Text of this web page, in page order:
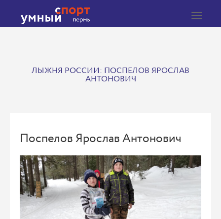
Toggle
ЛЫЖНЯ РОССИИ: ПОСПЕЛОВ ЯРОСЛАВ
АНТОНОВИЧ
Поспелов Ярослав Антонович